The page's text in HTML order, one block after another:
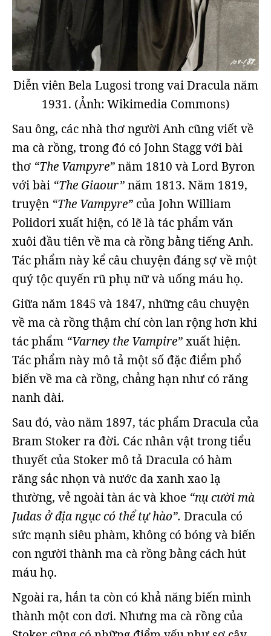
Diễn viên Bela Lugosi trong vai Dracula năm
1931. (Ảnh: Wikimedia Commons)
Sau ông, các nhà thơ người Anh cũng viết về
ma cà rồng, trong đó có John Stagg với bài
thơ “The Vampyre”năm 1810 và Lord Byron
với bài “The Giaour”năm 1813. Năm 1819,
truyện “The Vampyre” của John William
Polidori xuất hiện, có lẽ là tác phẩm văn
xuôi đầu tiên về ma cà rồng bằng tiếng Anh.
Tác phẩm này kể câu chuyện đáng sợ về một
quý tộc quyến rũ phụ nữ và uống máu họ.
Giữa năm 1845 và 1847, những câu chuyện
về ma cà rồng thậm chí còn lan rộng hơn khi
tác phẩm “Varney the Vampire”xuất hiện.
Tác phẩm này mô tả một số đặc điểm phổ
biến về ma cà rồng, chẳng hạn như có răng
nanh dài.
Sau đó, vào năm 1897, tác phẩm Dracula của
Bram Stoker ra đời. Các nhân vật trong tiểu
thuyết của Stoker mô tả Dracula có hàm
răng sắc nhọn và nước da xanh xao lạ
thường, vẻ ngoài tàn ác và khoe “nụ cười mà
Judas ở địa ngục có thể tự hào”. Dracula có
sức mạnh siêu phàm, không có bóng và biến
con người thành ma cà rồng bằng cách hút
máu họ.
Ngoài ra, hắn ta còn có khả năng biến mình
thành một con dơi. Nhưng ma cà rồng của